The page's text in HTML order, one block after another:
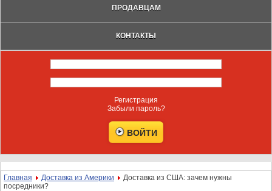
ПРОДАВЦАМ
КОНТАКТЫ
Регистрация
Забыли пароль?
Главная Доставка из Америки
Доставка из США: зачем нужны
посредники?